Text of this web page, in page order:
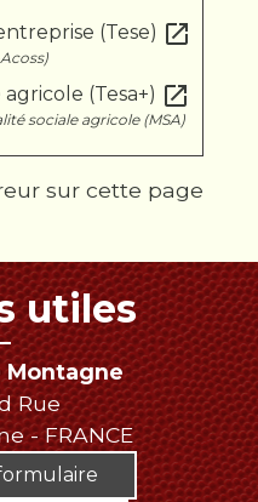
(Tese) open_in_new
(Tesa+) open_in_new
sociale agricole (MSA)
sur cette page
utiles
Montagne
Rue
- FRANCE